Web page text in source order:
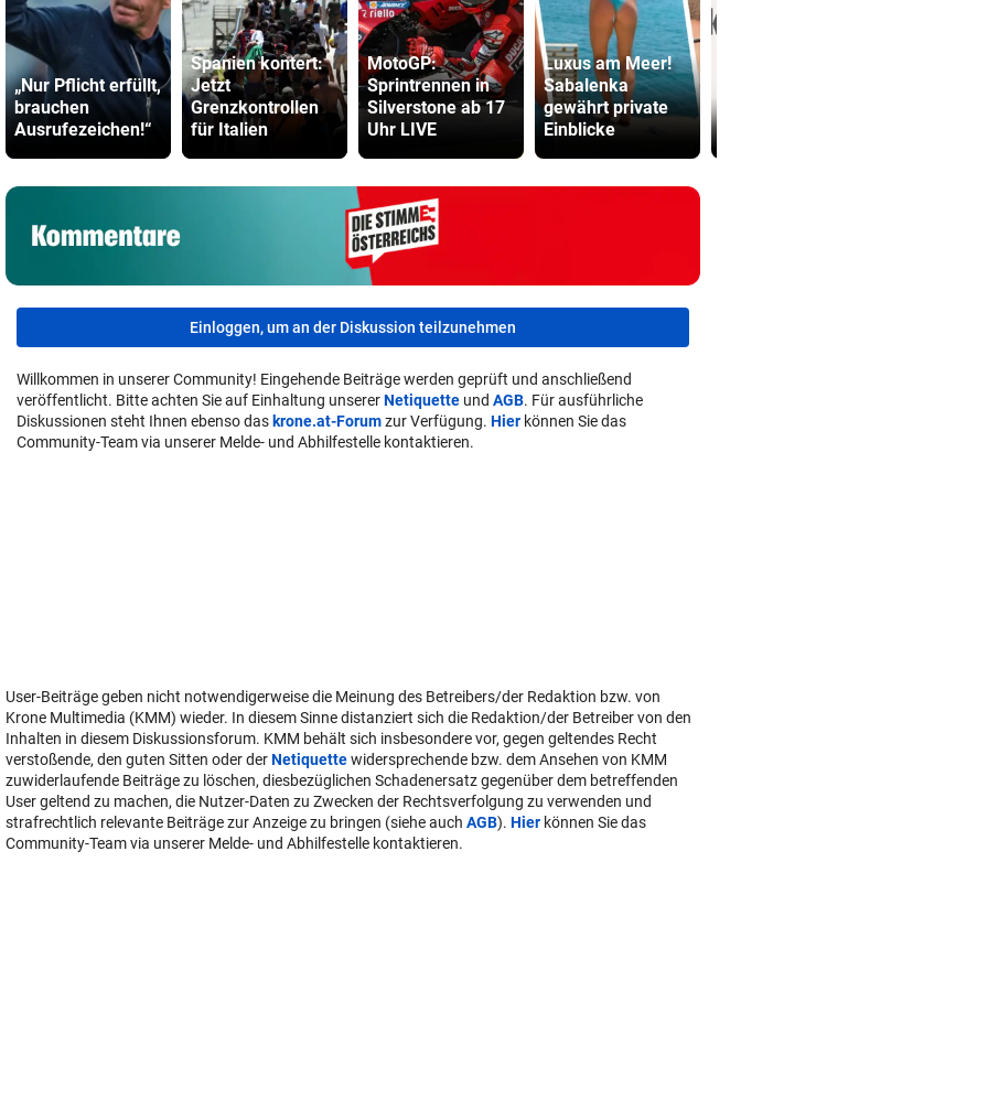
„Nur Pflicht erfüllt,
brauchen
Ausrufezeichen!“
Spanien kontert:
Jetzt
Grenzkontrollen
für Italien
MotoGP:
Sprintrennen in
Silverstone ab 17
Uhr LIVE
Luxus am Meer!
Sabalenka
gewährt private
Einblicke
Einloggen, um an der Diskussion teilzunehmen
Willkommen in unserer Community! Eingehende Beiträge werden geprüft und anschließend
veröffentlicht. Bitte achten Sie auf Einhaltung unsererNetiquette und AGB. Für ausführliche
Diskussionen steht Ihnen ebenso das krone.at-Forumzur Verfügung. Hier können Sie das
Community-Team via unserer Melde- und Abhilfestelle kontaktieren.
User-Beiträge geben nicht notwendigerweise die Meinung des Betreibers/der Redaktion bzw. von
Krone Multimedia (KMM) wieder. In diesem Sinne distanziert sich die Redaktion/der Betreiber von den
Inhalten in diesem Diskussionsforum. KMM behält sich insbesondere vor, gegen geltendes Recht
verstoßende, den guten Sitten oder derNetiquettewidersprechende bzw. dem Ansehen von KMM
zuwiderlaufende Beiträge zu löschen, diesbezüglichen Schadenersatz gegenüber dem betreffenden
User geltend zu machen, die Nutzer-Daten zu Zwecken der Rechtsverfolgung zu verwenden und
strafrechtlich relevante Beiträge zur Anzeige zu bringen (siehe auch AGB). Hier können Sie das
Community-Team via unserer Melde- und Abhilfestelle kontaktieren.